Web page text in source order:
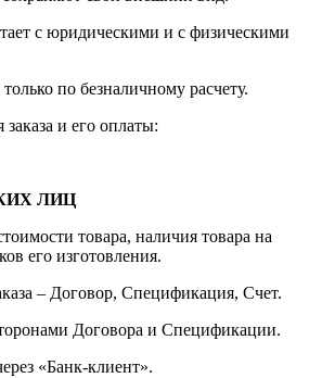
с юридическими и с физическими
по безналичному расчету.
и его оплаты:
ЛИЦ
товара, наличия товара на
его изготовления.
– Договор, Спецификация, Счет.
Договора и Спецификации.
«Банк-клиент».